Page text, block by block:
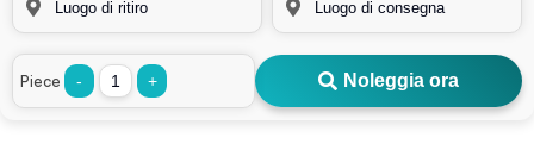
Piece - + Noleggia ora